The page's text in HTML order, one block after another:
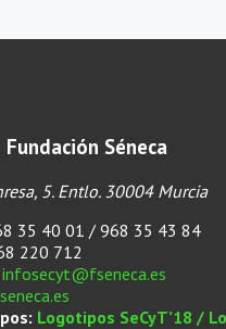
Fundación Séneca
5. Entlo. 30004 Murcia
35 40 01 / 968 35 43 84
220 712
infosecyt@fseneca.es
Logotipos SeCyT’18 /